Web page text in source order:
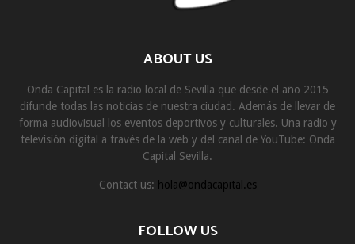
ABOUT US
Onda Capital es la radio local de Sevilla que desde el año 2015
difunde todas las noticias de nuestra ciudad. Además de llevar de
forma audiovisual los eventos deportivos y culturales. Una radio y
televisión digital a través de la web y del canal de YouTube: Onda
Capital Sevilla.
Contact us: hola@ondacapital.es
FOLLOW US